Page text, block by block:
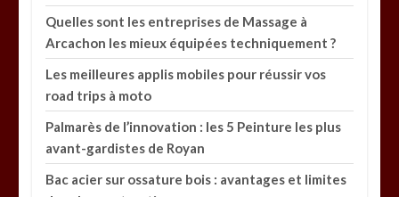
Quelles sont les entreprises de Massage à
Arcachon les mieux équipées techniquement ?
Les meilleures applis mobiles pour réussir vos
road trips à moto
Palmarès de l’innovation : les 5 Peinture les plus
avant-gardistes de Royan
Bac acier sur ossature bois : avantages et limites